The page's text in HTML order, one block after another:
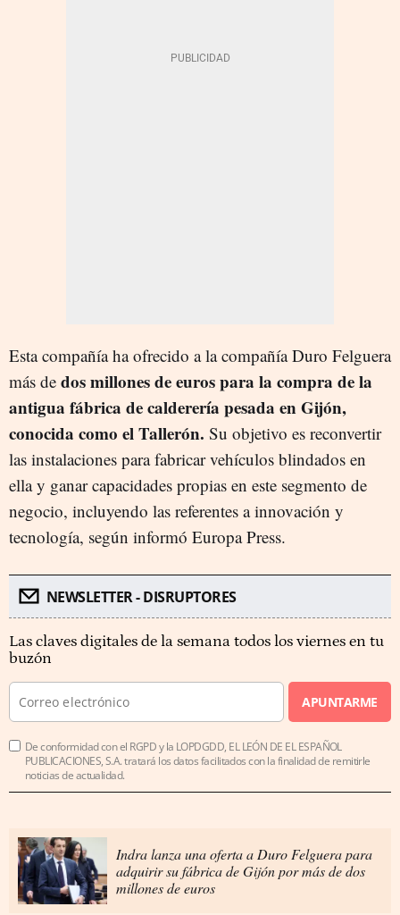
Esta compañía ha ofrecido a la compañía Duro Felguera
más de dos millones de euros para la compra de la
antigua fábrica de calderería pesada en Gijón,
conocida como el Tallerón. Su objetivo es reconvertir
las instalaciones para fabricar vehículos blindados en
ella y ganar capacidades propias en este segmento de
negocio, incluyendo las referentes a innovación y
tecnología, según informó Europa Press.
NEWSLETTER - DISRUPTORES
Las claves digitales de la semana todos los viernes en tu
buzón
APUNTARME
De conformidad con el RGPD y la LOPDGDD, EL LEÓN DE EL ESPAÑOL
PUBLICACIONES, S.A. tratará los datos facilitados con la finalidad de remitirle
noticias de actualidad.
Indra lanza una oferta a Duro Felguera para
adquirir su fábrica de Gijón por más de dos
millones de euros